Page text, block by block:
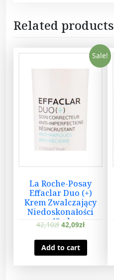
z
Related products
Sale!
La Roche-Posay
Effaclar Duo (+)
Krem Zwalczający
Niedoskonałości
40ml
42,10zł 42,09zł
Add to cart